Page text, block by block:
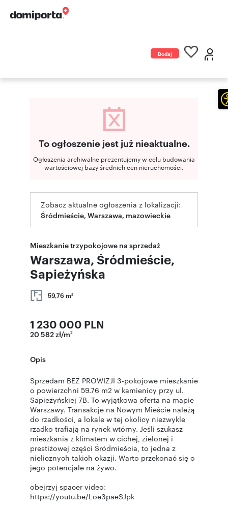
Dodaj
To ogłoszenie jest już nieaktualne.
Ogłoszenia archiwalne prezentujemy w celu budowania
wartościowej bazy średnich cen nieruchomości.
Zobacz aktualne ogłoszenia z lokalizacji:
Śródmieście, Warszawa, mazowieckie
Mieszkanie trzypokojowe na sprzedaż
Warszawa, Śródmieście,
Sapieżyńska
59,76 m2
1 230 000 PLN
20 582 zł/m2
Opis
Sprzedam BEZ PROWIZJI 3-pokojowe mieszkanie
o powierzchni 59.76 m2 w kamienicy przy ul.
Sapieżyńskiej 7B. To wyjątkowa oferta na mapie
Warszawy. Transakcje na Nowym Mieście należą
do rzadkości, a lokale w tej okolicy niezwykle
rzadko trafiają na rynek wtórny. Jeśli szukasz
mieszkania z klimatem w cichej, zielonej i
prestiżowej części Śródmieścia, to jedna z
nielicznych takich okazji. Warto przekonać się o
jego potencjale na żywo.
obejrzyj spacer video:
https://youtu.be/Loe3paeSJpk